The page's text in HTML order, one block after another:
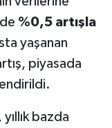
%0,5 artışla
yaşanan
piyasada
bazda